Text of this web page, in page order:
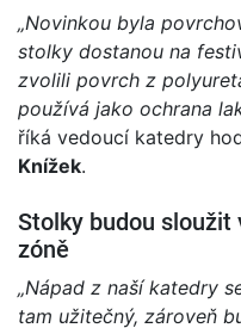
„Novinkou byla
stolky dostanou na
zvolili povrch z
používá jako ochrana
říká vedoucí katedry
Knížek.
Stolky budou sloužit
zóně
„Nápad z naší katedry
tam užitečný, zároveň